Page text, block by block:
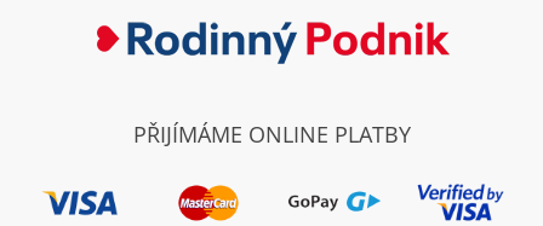
PŘIJÍMÁME ONLINE PLATBY